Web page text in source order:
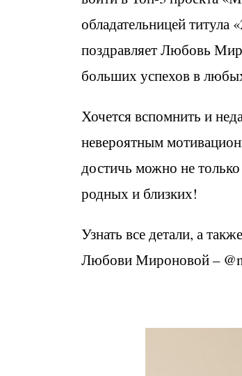
обладательницей титула
поздравляет Любовь
больших успехов в
Хочется вспомнить и
невероятным
достичь можно не
родных и близких!
Узнать все детали, а
Любови Мироновой –